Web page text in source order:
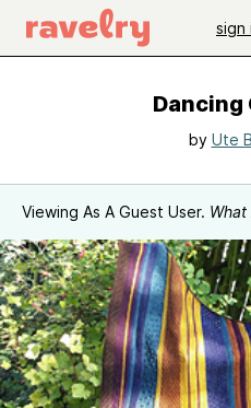
sign
Dancing
by Ute
Viewing As A Guest User. What